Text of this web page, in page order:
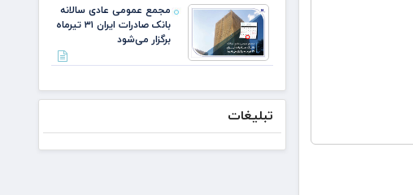
مجمع عمومی عادی سالانه
بانک صادرات ایران ۳۱ تیرماه
برگزار می‌شود
تبلیغات